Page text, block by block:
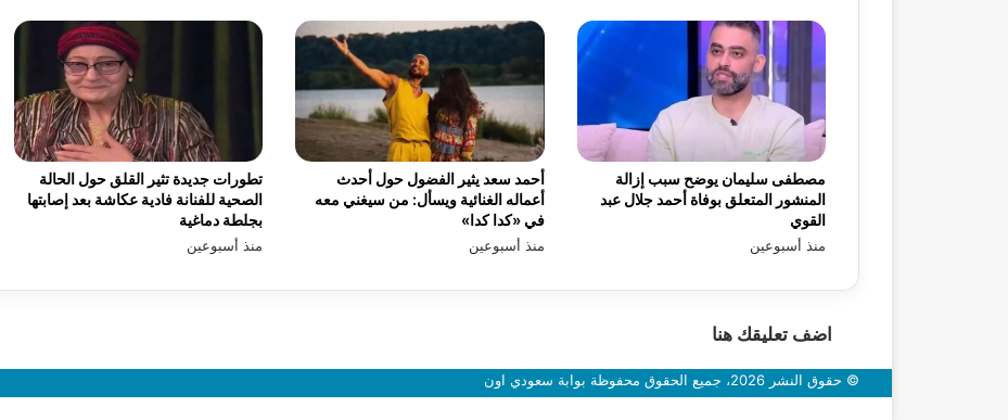
تطورات جديدة تثير القلق حول الحالة
الصحية للفنانة فادية عكاشة بعد إصابتها
بجلطة دماغية
منذ أسبوعين
أحمد سعد يثير الفضول حول أحدث
أعماله الغنائية ويسأل: من سيغني معه
في «كدا كدا»
منذ أسبوعين
مصطفى سليمان يوضح سبب إزالة
المنشور المتعلق بوفاة أحمد جلال عبد
القوي
منذ أسبوعين
اضف تعليقك هنا
© حقوق النشر 2026، جميع الحقوق محفوظة بوابة سعودي اون